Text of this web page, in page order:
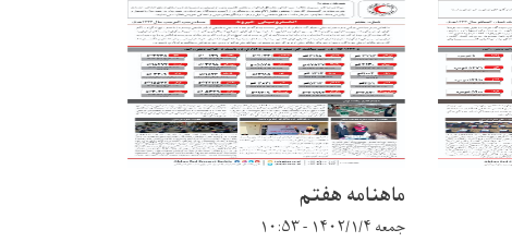
ماهنامه هفتم
جمعه ۱۴۰۲/۱/۴ - ۱۰:۵۳